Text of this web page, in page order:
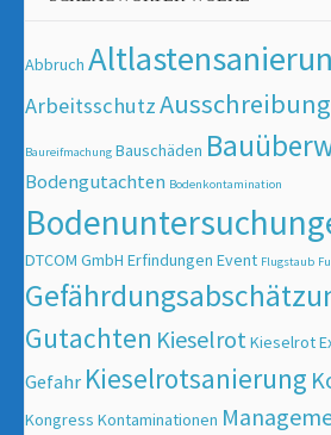
Abbruch
ArbeitsschutzAusschreibung
Baureifmachung Bauschäden
Bodengutachten Bodenkontamination
DTCOM GmbH Erfindungen Event Flugstaub
Gutachten Kieselrot Kieselrot
Gefahr Kieselrotsanierung
Kongress Kontaminationen